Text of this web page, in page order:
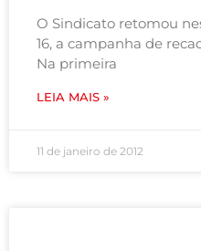
O Sindicato retomou
16, a campanha de
Na primeira
LEIA MAIS »
11 de janeiro de 2012